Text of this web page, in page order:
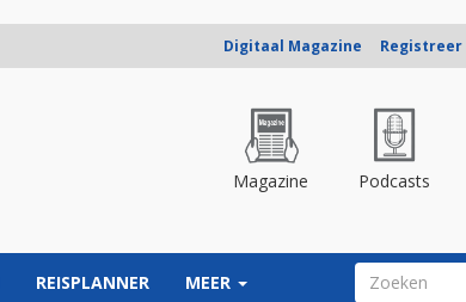
Digitaal Magazine Registreer
Magazine Podcasts
REISPLANNER MEER ZOEKVELD